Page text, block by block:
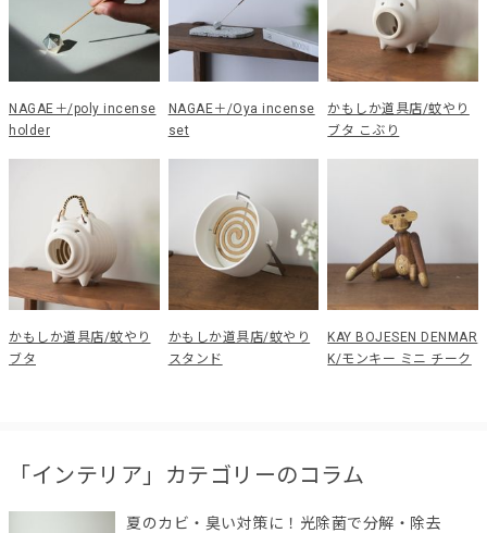
NAGAE＋/poly incense
holder
NAGAE＋/Oya incense
set
かもしか道具店/蚊やり
ブタ こぶり
かもしか道具店/蚊やり
ブタ
かもしか道具店/蚊やり
スタンド
KAY BOJESEN DENMAR
K/モンキー ミニ チーク
「インテリア」カテゴリーのコラム
夏のカビ・臭い対策に！光除菌で分解・除去